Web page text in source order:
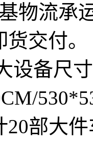
物流承
货交付
设备尺
20部大